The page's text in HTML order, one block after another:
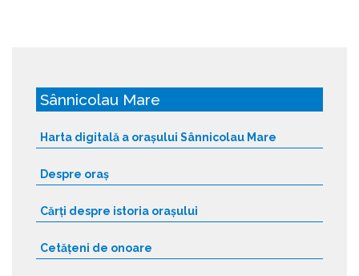
Sânnicolau Mare
Harta digitală a orașului Sânnicolau Mare
Despre oraș
Cărți despre istoria orașului
Cetățeni de onoare